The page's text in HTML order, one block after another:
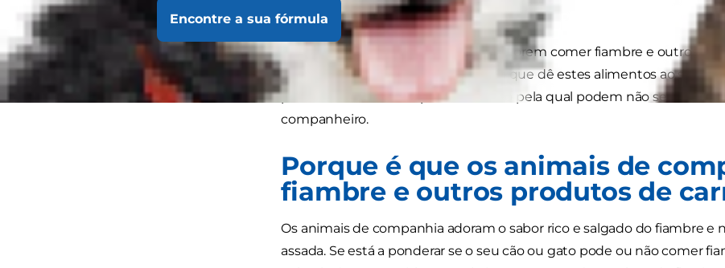
Encontre a sua fórmula
Embora os animais de companhia adorem comer fiambre e outros
muitos veterinários desaconselham que dê estes alimentos ao seu
produtos de carne de porco e a razão pela qual podem não ser os
companheiro.
Porque é que os animais de
fiambre e outros produtos de
Os animais de companhia adoram o sabor rico e salgado do fiambre e
assada. Se está a ponderar se o seu cão ou gato pode ou não comer